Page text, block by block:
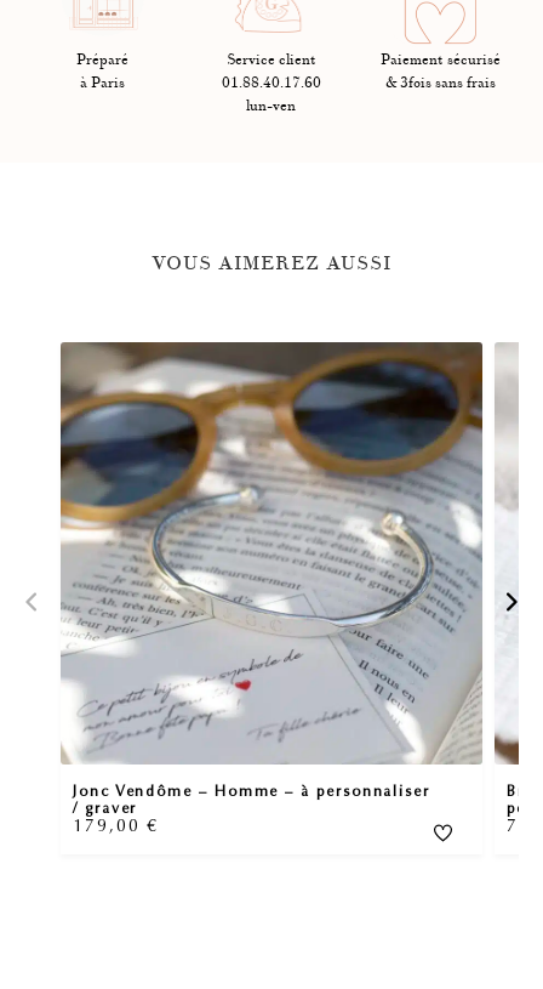
Préparé
à Paris
Service client
01.88.40.17.60
lun-ven
Paiement sécurisé
& 3fois sans frais
VOUS AIMEREZ AUSSI
Jonc Vendôme – Homme – à personnaliser
/ graver
179,00€